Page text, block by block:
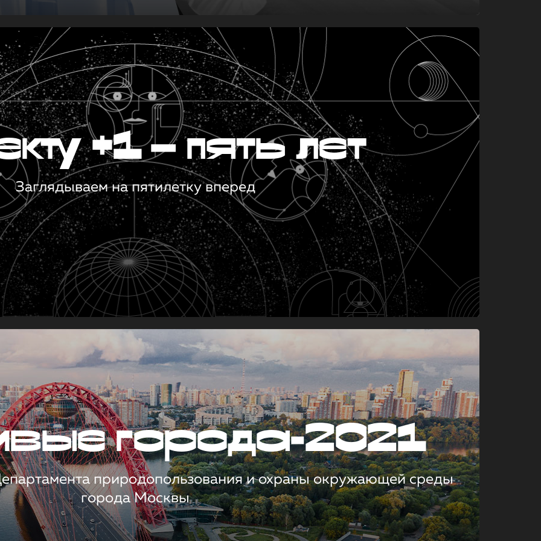
+1 — пять лет
Заглядываем на пятилетку вперед
города-2021
природопользования и охраны окружающей среды
города Москвы